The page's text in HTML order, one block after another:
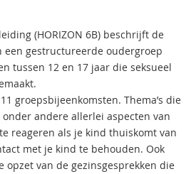
(HORIZON 6B) beschrijft de
een gestructureerde oudergroep
tussen 12 en 17 jaar die seksueel
groepsbijeenkomsten. Thema’s die
andere allerlei aspecten van
reageren als je kind thuiskomt van
met je kind te behouden. Ook
opzet van de gezinsgesprekken die